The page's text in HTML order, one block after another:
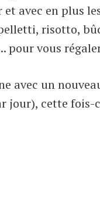
avec en plus
risotto,
pour vous
avec un
jour), cette fois-